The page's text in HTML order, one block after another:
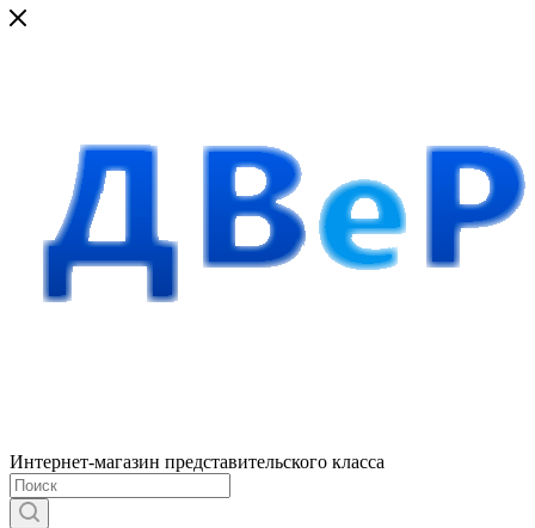
Интернет-магазин представительского класса